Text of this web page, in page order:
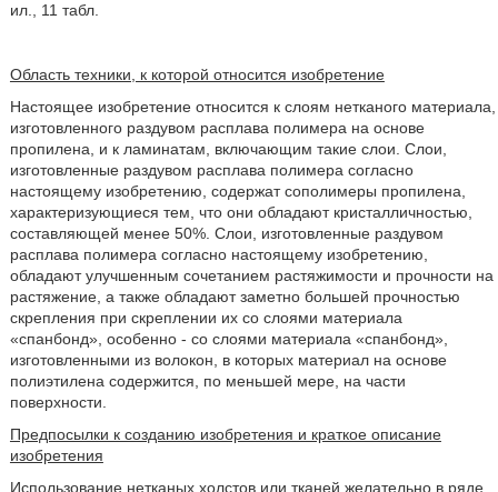
ил., 11 табл.
Область техники, к которой относится изобретение
Настоящее изобретение относится к слоям нетканого материала,
изготовленного раздувом расплава полимера на основе
пропилена, и к ламинатам, включающим такие слои. Слои,
изготовленные раздувом расплава полимера согласно
настоящему изобретению, содержат сополимеры пропилена,
характеризующиеся тем, что они обладают кристалличностью,
составляющей менее 50%. Слои, изготовленные раздувом
расплава полимера согласно настоящему изобретению,
обладают улучшенным сочетанием растяжимости и прочности на
растяжение, а также обладают заметно большей прочностью
скрепления при скреплении их со слоями материала
«спанбонд», особенно - со слоями материала «спанбонд»,
изготовленными из волокон, в которых материал на основе
полиэтилена содержится, по меньшей мере, на части
поверхности.
Предпосылки к созданию изобретения и краткое описание
изобретения
Использование нетканых холстов или тканей желательно в ряде